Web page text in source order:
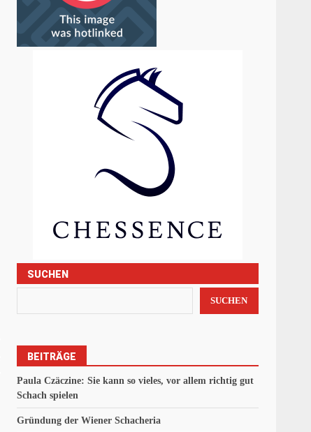
SUCHEN
SUCHEN
BEITRÄGE
Paula Czäczine: Sie kann so vieles, vor allem richtig gut
Schach spielen
Gründung der Wiener Schacheria